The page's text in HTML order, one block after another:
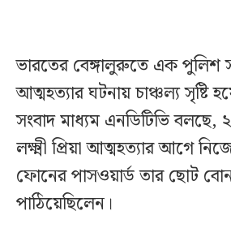
ভারতের বেঙ্গালুরুতে এক পুলিশ
আত্মহত্যার ঘটনায় চাঞ্চল্য সৃষ্টি
সংবাদ মাধ্যম এনডিটিভি বলছে,
লক্ষ্মী প্রিয়া আত্মহত্যার আগে
ফোনের পাসওয়ার্ড তার ছোট
পাঠিয়েছিলেন।